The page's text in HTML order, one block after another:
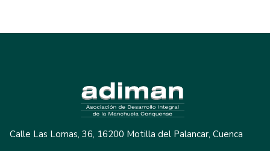
Calle Las Lomas, 36, 16200 Motilla del Palancar, Cuenca